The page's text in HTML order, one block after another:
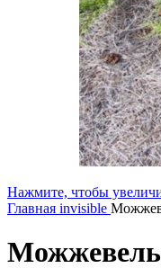
Нажмите, чтобы
Главная invisible